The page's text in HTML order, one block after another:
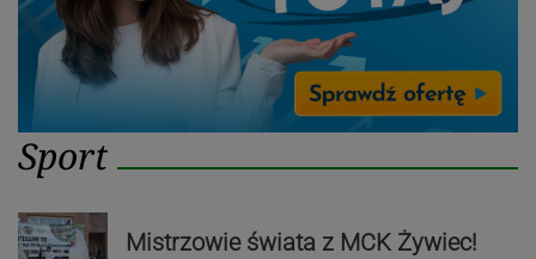
Sport
Mistrzowie świata z MCK Żywiec!